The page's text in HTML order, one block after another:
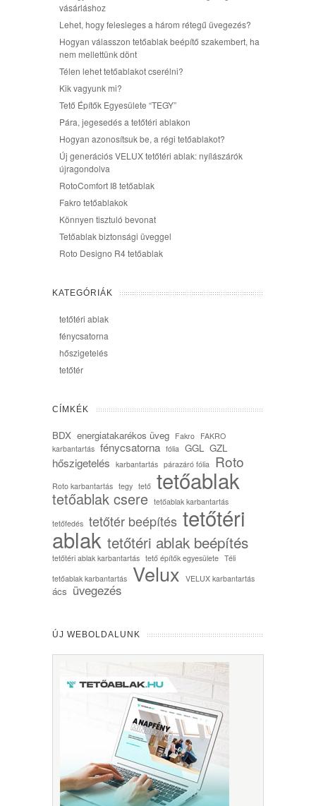
vásárláshoz
Lehet, hogy felesleges a három rétegű üvegezés?
Hogyan válasszon tetőablak beépítő szakembert, ha
nem mellettünk dönt
Télen lehet tetőablakot cserélni?
Kik vagyunk mi?
Tető Építők Egyesülete “TEGY”
Pára, jegesedés a tetőtéri ablakon
Hogyan azonosítsuk be, a régi tetőablakot?
Új generációs VELUX tetőtéri ablak: nyílászárók
újragondolva
RotoComfort I8 tetőablak
Fakro tetőablakok
Könnyen tisztuló bevonat
Tetőablak biztonsági üveggel
Roto Designo R4 tetőablak
KATEGÓRIÁK
tetőtéri ablak
fénycsatorna
hőszigetelés
tetőtér
CÍMKÉK
BDX energiatakarékos üveg Fakro FAKRO
karbantartás fénycsatorna fólia GGL GZL
hőszigetelés karbantartás párazáró fólia Roto
Roto karbantartás tegy tető tetőablak
tetőablak csere tetőablak karbantartás
tetőfedés tetőtér beépítés tetőtéri
ablak tetőtéri ablak beépítés
tetőtéri ablak karbantartás tető építők egyesülete Téli
tetőablak karbantartás Velux VELUX karbantartás
ács üvegezés
ÚJ WEBOLDALUNK